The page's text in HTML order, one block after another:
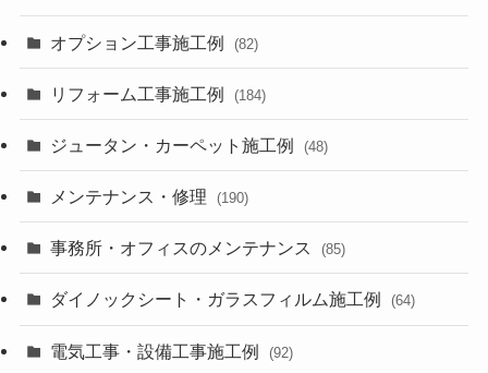
オプション工事施工例 (82)
リフォーム工事施工例 (184)
ジュータン・カーペット施工例 (48)
メンテナンス・修理 (190)
事務所・オフィスのメンテナンス (85)
ダイノックシート・ガラスフィルム施工例 (64)
電気工事・設備工事施工例 (92)